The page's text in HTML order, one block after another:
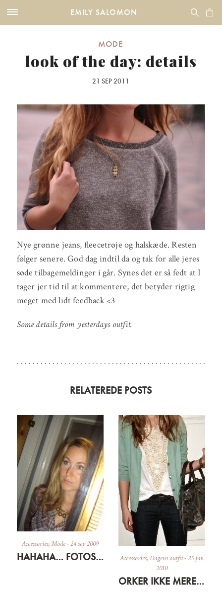
EMILY SALOMON
MODE
look of the day: details
21 SEP 2011
Nye grønne jeans, fleecetrøje og halskæde. Resten
følger senere. God dag indtil da og tak for alle jeres
søde tilbagemeldinger i går. Synes det er så fedt at I
tager jer tid til at kommentere, det betyder rigtig
meget med lidt feedback <3
Some details from yesterdays outfit.
RELATEREDE POSTS
Accessories, Mode-24 sep 2009
HAHAHA… FOTOSPASSER MOI Accessories,Dagens outfit-25 jan
2010
ORKER IKKE MERE SORT…